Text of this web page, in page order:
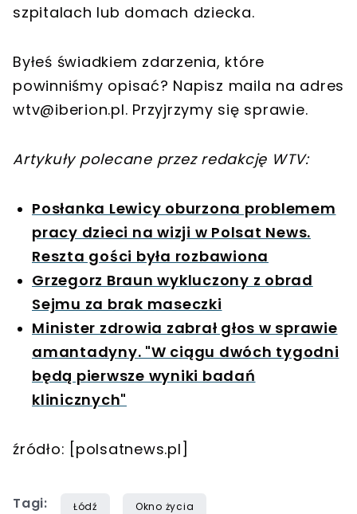
szpitalach lub domach dziecka.
Byłeś świadkiem zdarzenia, które
powinniśmy opisać? Napisz maila na adres
wtv@iberion.pl. Przyjrzymy się sprawie.
Artykuły polecane przez redakcję WTV:
Posłanka Lewicy oburzona problemem
pracy dzieci na wizji w Polsat News.
Reszta gości była rozbawiona
Grzegorz Braun wykluczony z obrad
Sejmu za brak maseczki
Minister zdrowia zabrał głos w sprawie
amantadyny. "W ciągu dwóch tygodni
będą pierwsze wyniki badań
klinicznych"
źródło: [polsatnews.pl]
Tagi: Łódź Okno życia